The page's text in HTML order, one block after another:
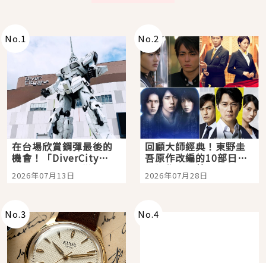
No.1
在台場欣賞鋼彈最後的
機會！「DiverCity
Tokyo Plaza」搭船、
購物、美食及夜景，一
2026年07月13日
No.2
回顧大師經典！東野圭
吾原作改編的10部日本
影視作品推薦
2026年07月28日
No.3 No.4